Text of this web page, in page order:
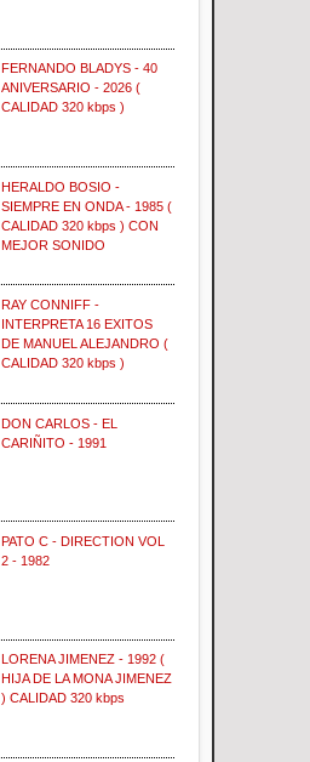
FERNANDO BLADYS - 40
ANIVERSARIO - 2026 (
CALIDAD 320 kbps )
HERALDO BOSIO -
SIEMPRE EN ONDA - 1985 (
CALIDAD 320 kbps ) CON
MEJOR SONIDO
RAY CONNIFF -
INTERPRETA 16 EXITOS
DE MANUEL ALEJANDRO (
CALIDAD 320 kbps )
DON CARLOS - EL
CARIÑITO - 1991
PATO C - DIRECTION VOL
2 - 1982
LORENA JIMENEZ - 1992 (
HIJA DE LA MONA JIMENEZ
) CALIDAD 320 kbps